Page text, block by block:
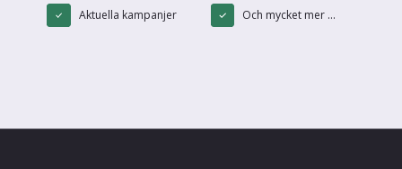
Aktuella kampanjer Och mycket mer ...